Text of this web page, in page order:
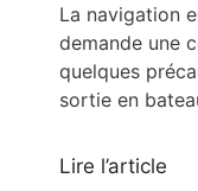
La navigation
demande une
quelques
sortie en
Lire l’article